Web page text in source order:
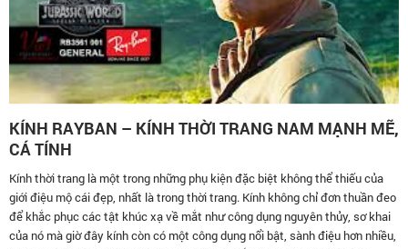
KÍNH RAYBAN – KÍNH THỜI TRANG NAM MẠNH MẼ,
CÁ TÍNH
Kính thời trang là một trong những phụ kiện đặc biệt không thể thiếu của
giới điệu mộ cái đẹp, nhất là trong thời trang. Kính không chỉ đơn thuần đeo
để khắc phục các tật khúc xạ về mắt như công dụng nguyên thủy, sơ khai
của nó mà giờ đây kính còn có một công dụng nổi bật, sành điệu hơn nhiều,